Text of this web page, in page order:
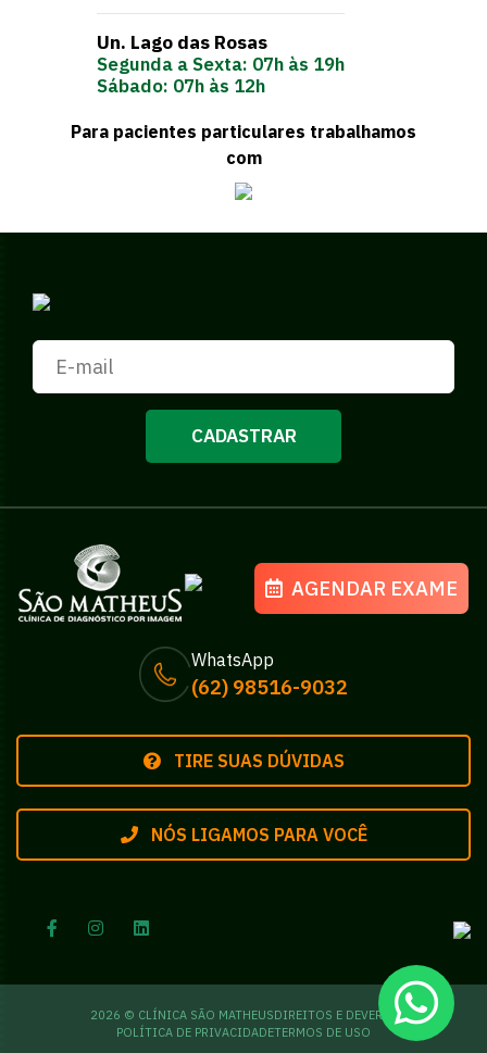
Un. Lago das Rosas
Segunda a Sexta: 07h às 19h
Sábado: 07h às 12h
Para pacientes particulares trabalhamos
com
CADASTRAR
AGENDAR EXAME
WhatsApp
(62) 98516-9032
TIRE SUAS DÚVIDAS
NÓS LIGAMOS PARA VOCÊ
2026 © CLÍNICA SÃO MATHEUSDIREITOS E DEVERES
POLÍTICA DE PRIVACIDADETERMOS DE USO